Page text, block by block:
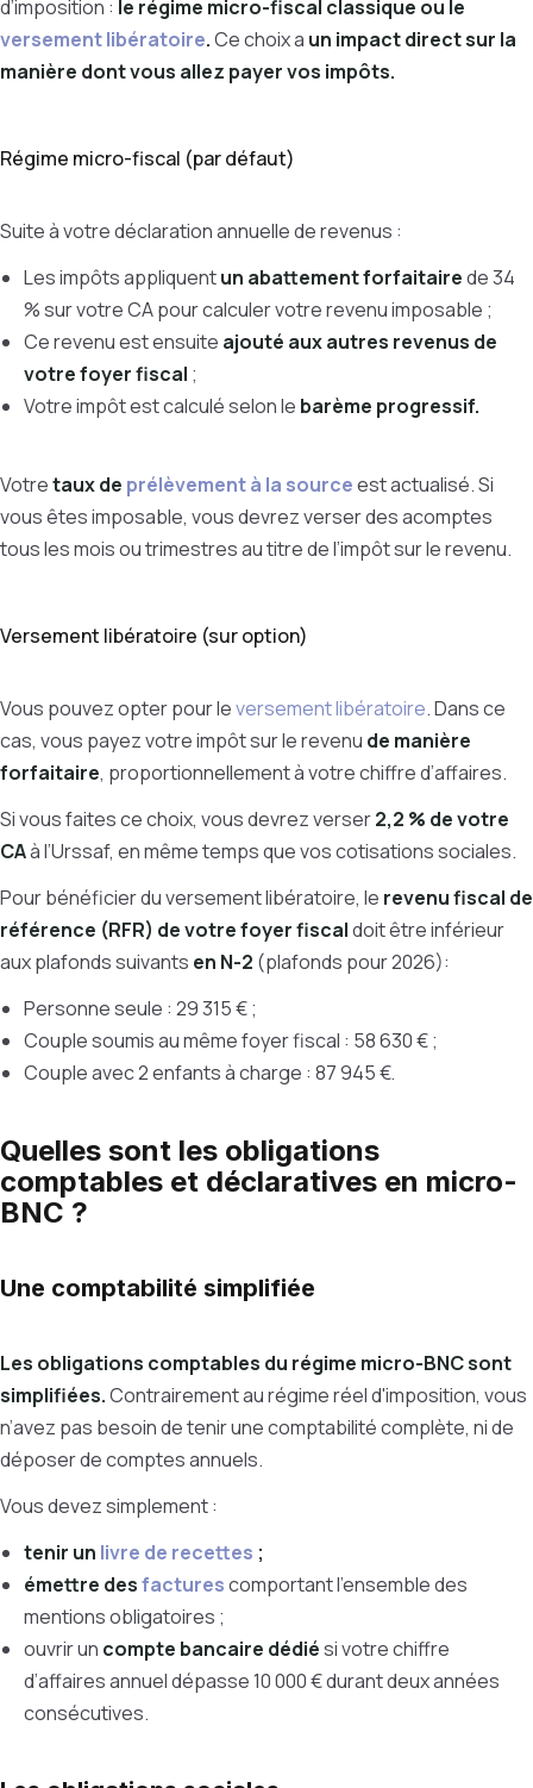
d’imposition : le régime micro-fiscal classique ou le
versement libératoire.Ce choix a un impact direct sur la
manière dont vous allez payer vos impôts.
Régime micro-fiscal (par défaut)
Suite à votre déclaration annuelle de revenus :
Les impôts appliquentun abattement forfaitairede 34
% sur votre CA pour calculer votre revenu imposable ;
Ce revenu est ensuite ajouté aux autres revenus de
votre foyer fiscal ;
Votre impôt est calculé selon le barème progressif.
Votretaux de prélèvement à la sourceest actualisé. Si
vous êtes imposable, vous devrez verser des acomptes
tous les mois ou trimestres au titre de l’impôt sur le revenu.
Versement libératoire (sur option)
Vous pouvez opter pour leversement libératoire. Dans ce
cas, vous payez votre impôt sur le revenu de manière
forfaitaire, proportionnellement à votre chiffre d’affaires.
Si vous faites ce choix, vous devrez verser2,2 % de votre
CAà l’Urssaf, en même temps que vos cotisations sociales.
Pour bénéficier du versement libératoire, le revenu fiscal de
référence (RFR) de votre foyer fiscaldoit être inférieur
aux plafonds suivants en N-2 (plafonds pour 2026):
Personne seule : 29 315 € ;
Couple soumis au même foyer fiscal : 58 630 € ;
Couple avec 2 enfants à charge : 87 945 €.
Quelles sont les obligations
comptables et déclaratives en micro-
BNC ?
Une comptabilité simplifiée
Les obligations comptables du régime micro-BNC sont
simplifiées.Contrairement au régime réel d'imposition, vous
n’avez pas besoin de tenir une comptabilité complète, ni de
déposer de comptes annuels.
Vous devez simplement :
tenir un livre de recettes ;
émettre desfacturescomportant l’ensemble des
mentions obligatoires ;
ouvrir un compte bancaire dédiési votre chiffre
d’affaires annuel dépasse 10 000 € durant deux années
consécutives.